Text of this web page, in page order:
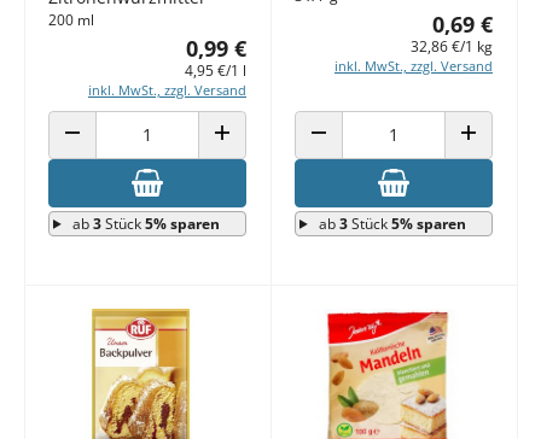
200 ml
0,99 €
4,95 €/1 l
inkl. MwSt., zzgl. Versand
ANZAHL VERRINGERN ANZAHL ERHÖHEN
ab3Stück5% sparen
0,69 €
32,86 €/1 kg
inkl. MwSt., zzgl. Versand
ANZAHL VERRINGERN ANZAHL
ab3Stück5% sparen